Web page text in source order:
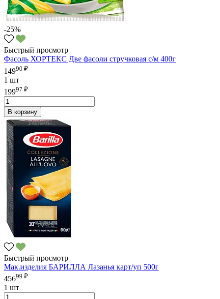
-25%
Быстрый просмотр
Фасоль ХОРТЕКС Две фасоли стручковая с/м 400г
14990 ₽
1 шт
19997 ₽
В корзину
Быстрый просмотр
Мак.изделия БАРИЛЛА Лазанья карт/уп 500г
45699 ₽
1 шт